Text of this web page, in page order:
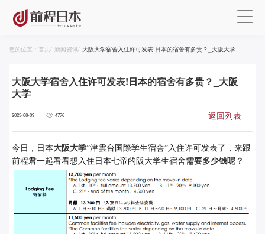
您的位置： 首页/ 新闻资讯/ 大阪大学宿舍入住许可发表!日本的宿舍有多贵？_大阪大学
大阪大学宿舍入住许可发表!日本的宿舍有多贵？_大阪
大学
2023-08-09 4776 返回列表
今日，日本大阪大学”津雲台国際学生宿舎”入住许可发表了，来跟
前程君一起看看想入住日本七帝的阪大学生宿舍需要多少钱呢？